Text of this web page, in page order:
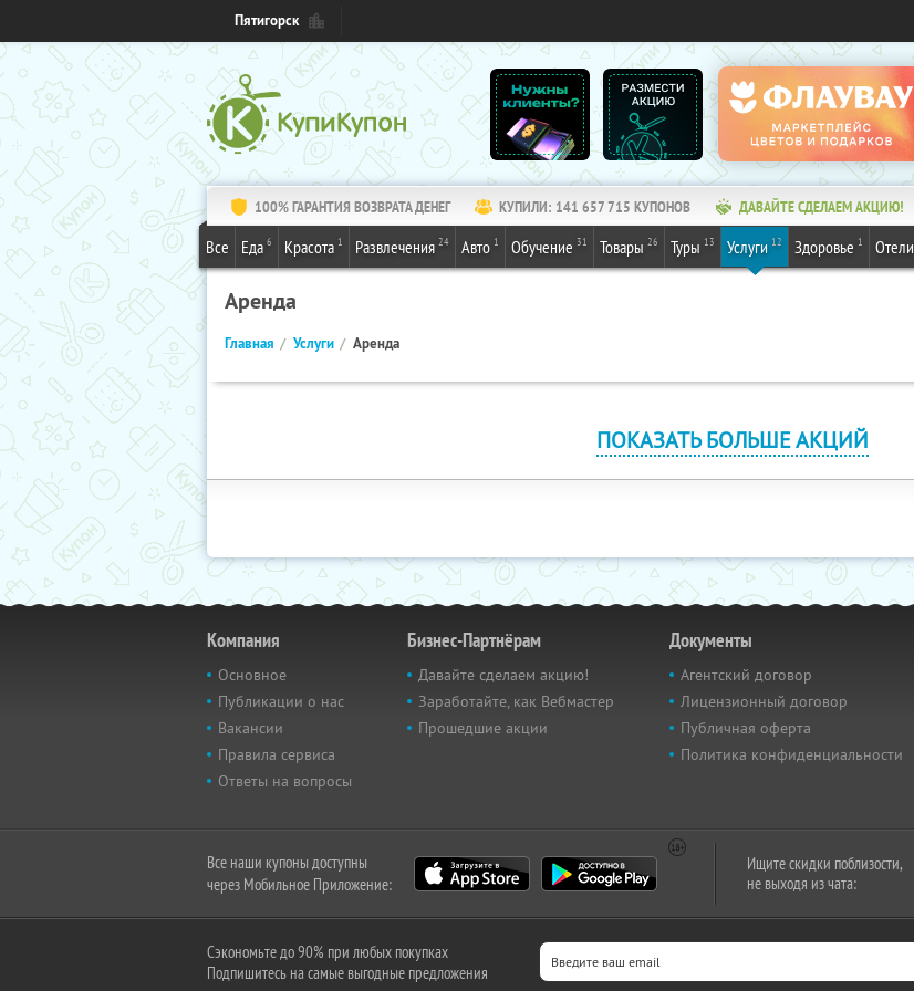
Пятигорск
100% ГАРАНТИЯ ВОЗВРАТА ДЕНЕГ КУПИЛИ: 141 657 715 КУПОНОВ ДАВАЙТЕ СДЕЛАЕМ АКЦИЮ!
Все Еда 6 Красота 1 Развлечения 24 Авто 1 Обучение 31 Товары 26 Туры 13 Услуги 12 Здоровье 1 Отели
Аренда
Главная Услуги Аренда
ПОКАЗАТЬ БОЛЬШЕ АКЦИЙ
Компания
Основное
Публикации о нас
Вакансии
Правила сервиса
Ответы на вопросы
Бизнес-Партнёрам
Давайте сделаем акцию!
Заработайте, как Вебмастер
Прошедшие акции
Документы
Агентский договор
Лицензионный договор
Публичная оферта
Политика конфиденциальности
Все наши купоны доступны
через Мобильное Приложение:
Ищите скидки поблизости,
не выходя из чата:
Сэкономьте до 90% при любых покупках
Подпишитесь на самые выгодные предложения